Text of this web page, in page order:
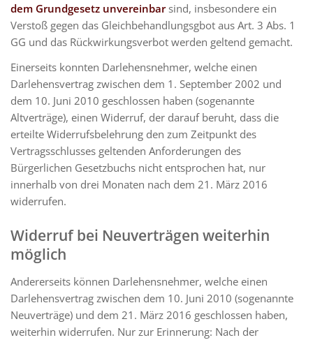
dem Grundgesetz unvereinbarsind, insbesondere ein
Verstoß gegen das Gleichbehandlungsgbot aus Art. 3 Abs. 1
GG und das Rückwirkungsverbot werden geltend gemacht.
Einerseits konnten Darlehensnehmer, welche einen
Darlehensvertrag zwischen dem 1. September 2002 und
dem 10. Juni 2010 geschlossen haben (sogenannte
Altverträge), einen Widerruf, der darauf beruht, dass die
erteilte Widerrufsbelehrung den zum Zeitpunkt des
Vertragsschlusses geltenden Anforderungen des
Bürgerlichen Gesetzbuchs nicht entsprochen hat, nur
innerhalb von drei Monaten nach dem 21. März 2016
widerrufen.
Widerruf bei Neuverträgen weiterhin
möglich
Andererseits können Darlehensnehmer, welche einen
Darlehensvertrag zwischen dem 10. Juni 2010 (sogenannte
Neuverträge) und dem 21. März 2016 geschlossen haben,
weiterhin widerrufen. Nur zur Erinnerung: Nach der